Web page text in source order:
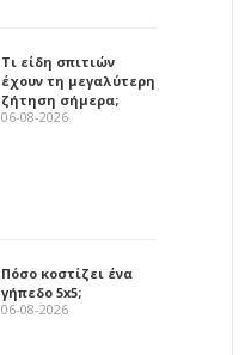
Τι είδη σπιτιών
έχουν τη μεγαλύτερη
ζήτηση σήμερα;
06-08-2026
Πόσο κοστίζει ένα
γήπεδο 5x5;
06-08-2026